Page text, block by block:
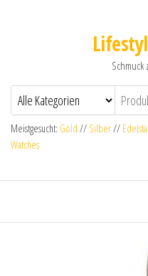
Schmuck
Meistgesucht: Gold // Silber//
Watches